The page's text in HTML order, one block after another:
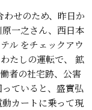
せのため、昨日か
一之さん、西日本
ル をチェックアウ
たしの運転で、
鉱
者の社宅跡、公害
ていると、盛實弘
カートに乗って現